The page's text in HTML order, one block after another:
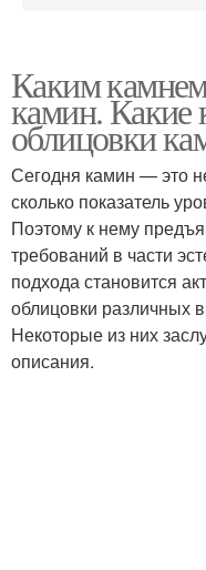
Электрический
Каким
камин. Какие
облицовки
Сегодня камин — это
сколько показатель
Поэтому к нему
требований в части
подхода становится
облицовки различных
Некоторые из них
описания.